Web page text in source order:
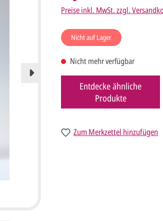
Preise inkl. MwSt. zzgl.
Nicht auf Lager
Nicht mehr verfügbar
Entdecke ähnliche
Produkte
Zum Merkzettel hinzufügen